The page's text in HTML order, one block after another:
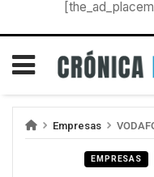
Empresas
EMPRESAS